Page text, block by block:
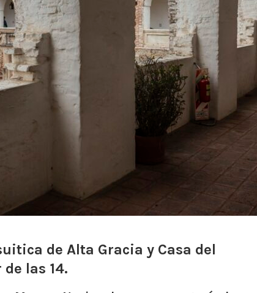
de Alta Gracia y Casa del
las 14.